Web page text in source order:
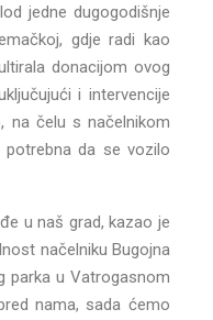
jedne dugogodišnje
gdje radi kao
donacijom ovog
i intervencije
na čelu s načelnikom
potrebna da se vozilo
u naš grad, kazao je
načelniku Bugojna
parka u Vatrogasnom
nama, sada ćemo